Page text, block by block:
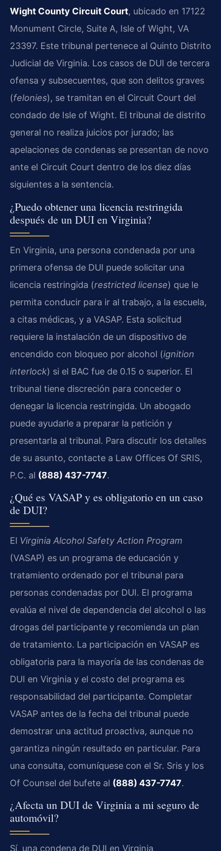
Wight County Circuit Court, ubicado en 17122
Monument Circle, Suite A, Isle of Wight, VA
23397. Este tribunal pertenece al Quinto Distrito
Judicial de Virginia. Los casos de DUI de tercera
ofensa y subsecuentes, que son delitos graves
(felonies), se tramitan en el Circuit Court del
condado de Isle of Wight. El tribunal de distrito
general no realiza juicios por jurado; las
apelaciones de condenas se presentan de novo
ante el Circuit Court dentro de los diez días
siguientes a la sentencia.
¿Puedo obtener una licencia restringida
después de un DUI en Virginia?
En Virginia, una persona condenada por una
primera ofensa de DUI puede solicitar una
licencia restringida (restricted license) que le
permita conducir para ir al trabajo, a la escuela,
a citas médicas, y a VASAP. Esta solicitud
requiere la instalación de un dispositivo de
encendido con bloqueo por alcohol (ignition
interlock) si el BAC fue de 0.15 o superior. El
tribunal tiene discreción para conceder o
denegar la licencia restringida. Un abogado
puede ayudarle a preparar la petición y
presentarla al tribunal. Para discutir los detalles
de su asunto, contacte a Law Offices Of SRIS,
P.C. al (888) 437-7747.
¿Qué es VASAP y es obligatorio en un caso
de DUI?
El Virginia Alcohol Safety Action Program
(VASAP) es un programa de educación y
tratamiento ordenado por el tribunal para
personas condenadas por DUI. El programa
evalúa el nivel de dependencia del alcohol o las
drogas del participante y recomienda un plan
de tratamiento. La participación en VASAP es
obligatoria para la mayoría de las condenas de
DUI en Virginia y el costo del programa es
responsabilidad del participante. Completar
VASAP antes de la fecha del tribunal puede
demostrar una actitud proactiva, aunque no
garantiza ningún resultado en particular. Para
una consulta, comuníquese con el Sr. Sris y los
Of Counsel del bufete al (888) 437-7747.
¿Afecta un DUI de Virginia a mi seguro de
automóvil?
Sí, una condena de DUI en Virginia